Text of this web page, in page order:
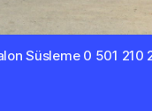
Süsleme 0 501 210